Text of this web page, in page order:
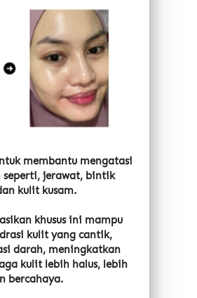
membantu mengatasi
seperti, jerawat, bintik
kulit kusam.
khusus ini mampu
kulit yang cantik,
darah, meningkatkan
kulit lebih halus, lebih
bercahaya.